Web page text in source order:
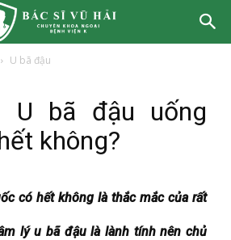
U bã đậu
U bã đậu uống
không?
có hết không là thắc mắc của rất
lý u bã đậu là lành tính nên chủ